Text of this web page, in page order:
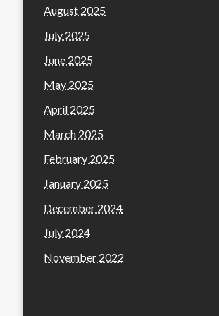
August 2025
July 2025
June 2025
May 2025
April 2025
March 2025
February 2025
January 2025
December 2024
July 2024
November 2022